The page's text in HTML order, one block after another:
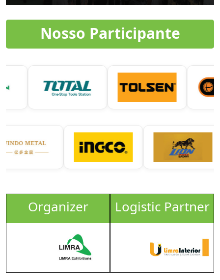
Nosso Participante
Organizer Logistic Partner